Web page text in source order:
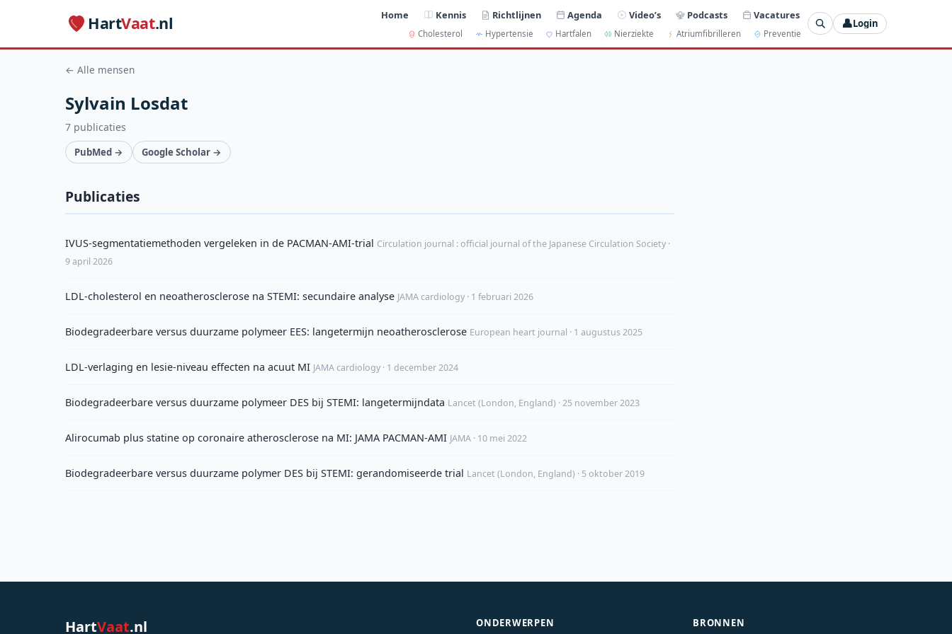
HartVaat.nl Home Kennis Richtlijnen Agenda Video’s Podcasts Vacatures
Cholesterol Hypertensie Hartfalen Nierziekte Atriumfibrilleren Preventie
👤Login
← Alle mensen
Sylvain Losdat
7 publicaties
PubMed → Google Scholar →
Publicaties
IVUS-segmentatiemethoden vergeleken in de PACMAN-AMI-trial Circulation journal : official journal of the Japanese Circulation Society ·
9 april 2026
LDL-cholesterol en neoatherosclerose na STEMI: secundaire analyse JAMA cardiology · 1 februari 2026
Biodegradeerbare versus duurzame polymeer EES: langetermijn neoatherosclerose European heart journal · 1 augustus 2025
LDL-verlaging en lesie-niveau effecten na acuut MI JAMA cardiology · 1 december 2024
Biodegradeerbare versus duurzame polymeer DES bij STEMI: langetermijndata Lancet (London, England) · 25 november 2023
Alirocumab plus statine op coronaire atherosclerose na MI: JAMA PACMAN-AMI JAMA · 10 mei 2022
Biodegradeerbare versus duurzame polymer DES bij STEMI: gerandomiseerde trial Lancet (London, England) · 5 oktober 2019
HartVaat.nl ONDERWERPEN BRONNEN